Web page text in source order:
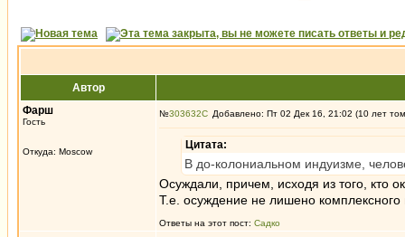
Автор
Фарш
Гость
Откуда: Moscow
№303632 Добавлено: Пт 02 Дек 16, 21:02 (10 лет
Цитата:
В до-колониальном индуизме,
Осуждали, причем, исходя из того, кто
Т.е. осуждение не лишено
Ответы на этот пост: Садко